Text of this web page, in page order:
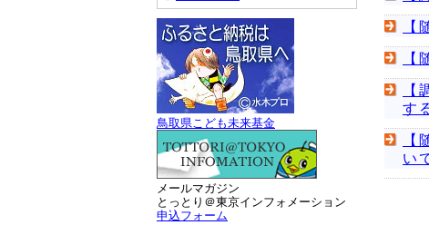
鳥取県こども未来基金
メールマガジン
とっとり＠東京インフォメーション
申込フォーム
【
【
【
す
【
い